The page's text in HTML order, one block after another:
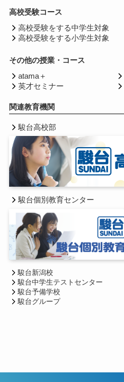
高校受験コース
高校受験をする中学生対象
高校受験をする小学生対象
その他の授業・コース
atama＋
英才セミナー
関連教育機関
駿台高校部
駿台個別教育センター
駿台新潟校
駿台中学生テストセンター
駿台予備学校
駿台グループ